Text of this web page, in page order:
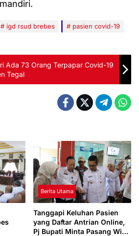
igd rsud brebes
pasien covid-19
Ada 73 Orang Terpapar Covid-19
Tegal
Berita Utama
Tanggapi Keluhan Pasien
yang Daftar Antrian Online,
Pj Bupati Minta Pasang WiFi